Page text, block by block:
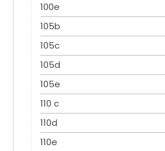
100e
105b
105c
105d
105e
110 c
110d
110e